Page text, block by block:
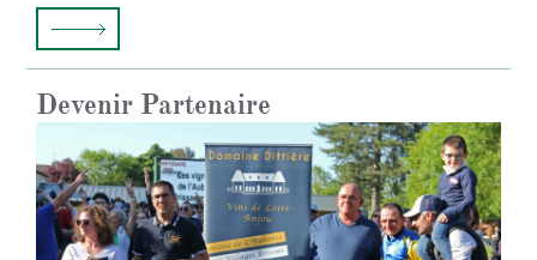
Devenir Partenaire